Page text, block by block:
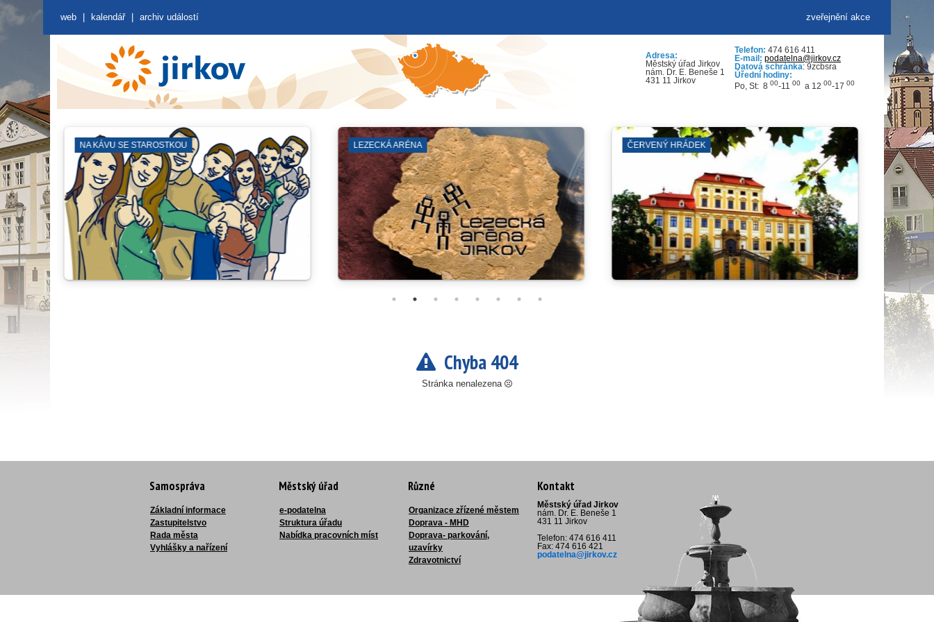
zveřejnění akce
web kalendář archiv událostí
Adresa:
Městský úřad Jirkov
nám. Dr. E. Beneše 1
431 11 Jirkov
Telefon: 474 616 411
E-mail: podatelna@jirkov.cz
Datová schránka: 9zcbsra
Úřední hodiny:
Po, St: 8 00-11 00 a 12 00-17 00
ČERVENÝ HRÁDEK VENKOVNÍ PROSTRANSTVÍ SYNAGOGA
Chyba 404
Stránka nenalezena
Samospráva
Základní informace
Zastupitelstvo
Rada města
Vyhlášky a nařízení
Městský úřad
e-podatelna
Struktura úřadu
Nabídka pracovních míst
Různé
Organizace zřízené městem
Doprava - MHD
Doprava- parkování,
uzavírky
Zdravotnictví
Kontakt
Městský úřad Jirkov
nám. Dr. E. Beneše 1
431 11 Jirkov
Telefon: 474 616 411
Fax: 474 616 421
podatelna@jirkov.cz